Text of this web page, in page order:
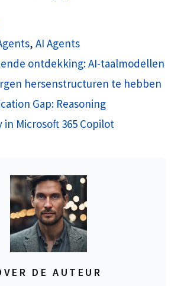
,AI Agents
ontdekking: AI-taalmodellen
hersenstructuren te hebben
Gap: Reasoning
in Microsoft 365 Copilot
DE AUTEUR